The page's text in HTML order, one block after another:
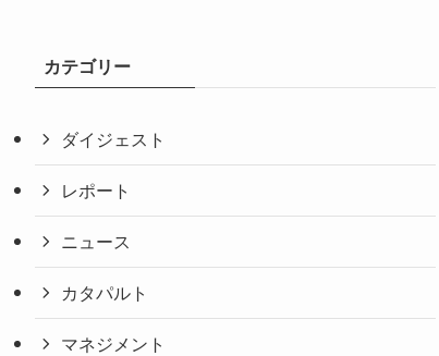
カテゴリー
ダイジェスト
レポート
ニュース
カタパルト
マネジメント